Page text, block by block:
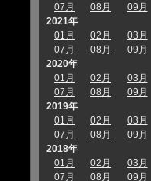
07月
08月 09月
2021年
01月
02月 03月
07月
08月 09月
2020年
01月
02月 03月
07月
08月 09月
2019年
01月
02月 03月
07月
08月 09月
2018年
01月
02月 03月
07月
08月 09月